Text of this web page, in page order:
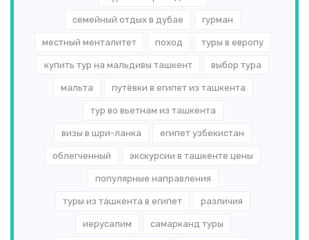
семейный отдых в дубае гурман
местный менталитет поход туры в европу
купить тур на мальдивы ташкент выбор тура
мальта путёвки в египет из ташкента
тур во вьетнам из ташкента
визы в шри-ланка египет узбекистан
облегченный экскурсии в ташкенте цены
популярные направления
туры из ташкента в египет различия
иерусалим самарканд туры